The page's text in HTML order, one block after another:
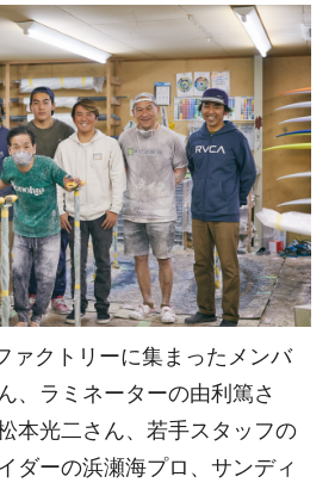
ァクトリーに集まったメンバ
、ラミネーターの由利篤さ
本光二さん、若手スタッフの
ダーの浜瀬海プロ、サンディ